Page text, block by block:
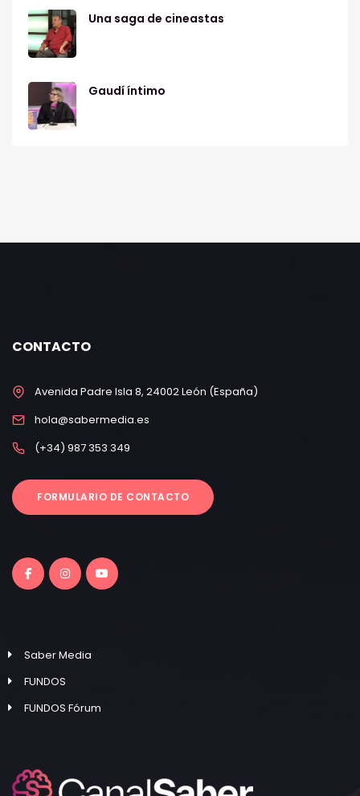
Una saga de cineastas
Gaudí íntimo
CONTACTO
Avenida Padre Isla 8, 24002 León (España)
hola@sabermedia.es
(+34) 987 353 349
FORMULARIO DE CONTACTO
Saber Media
FUNDOS
FUNDOS Fórum